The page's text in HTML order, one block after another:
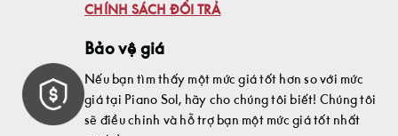
CHÍNH SÁCH ĐỔI TRẢ
Bảo vệ giá
Nếu bạn tìm thấy một mức giá tốt hơn so với mức
giá tại Piano Sol, hãy cho chúng tôi biết! Chúng tôi
sẽ điều chỉnh và hỗ trợ bạn một mức giá tốt nhất